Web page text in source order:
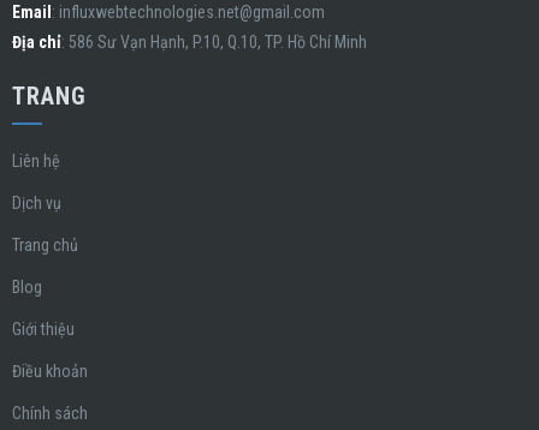
Email : influxwebtechnologies.net@gmail.com
Địa chỉ: 586 Sư Vạn Hạnh, P.10, Q.10, TP. Hồ Chí Minh
TRANG
Liên hệ
Dịch vụ
Trang chủ
Blog
Giới thiệu
Điều khoản
Chính sách